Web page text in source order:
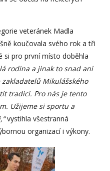
veteránek Madla
koučovala svého rok a tři
si pro první místo doběhla
rodina a jinak to snad ani
Mikulášského
tradici. Pro nás je tento
Užijeme si sportu a
vystihla všestranná
organizací i výkony.